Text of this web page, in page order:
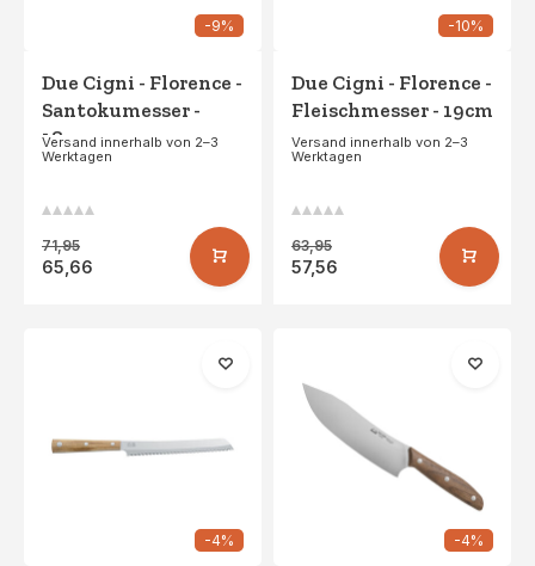
-9%
Due Cigni - Florence -
Santokumesser -
18cm
Versand innerhalb von 2–3
Werktagen
71,95
65,66
-10%
Due Cigni - Florence -
Fleischmesser - 19cm
Versand innerhalb von 2–3
Werktagen
63,95
57,56
-4% -4%